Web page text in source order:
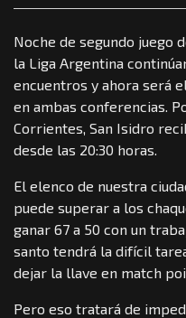
Noche de segundo juego
la Liga Argentina
encuentros y ahora será
en ambas conferencias.
Corrientes, San Isidro
desde las 20:30 horas.
El elenco de nuestra
puede superar a los
ganar 67 a 50 con un
santo tendrá la difícil
dejar la llave en match
Pero eso tratará de